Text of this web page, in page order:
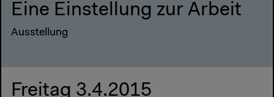
Eine Einstellung zur Arbeit
Ausstellung
Freitag 3.4.2015